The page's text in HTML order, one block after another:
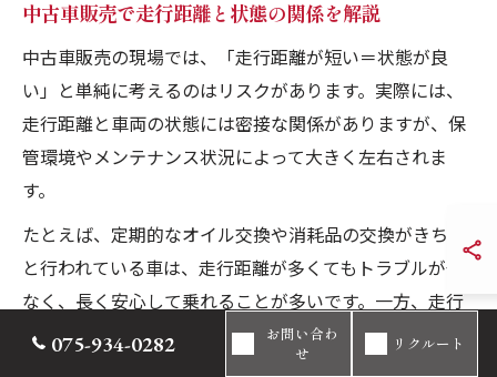
中古車販売で走行距離と状態の関係を解説
中古車販売の現場では、「走行距離が短い＝状態が良
い」と単純に考えるのはリスクがあります。実際には、
走行距離と車両の状態には密接な関係がありますが、保
管環境やメンテナンス状況によって大きく左右されま
す。
たとえば、定期的なオイル交換や消耗品の交換がきちん
と行われている車は、走行距離が多くてもトラブルが少
なく、長く安心して乗れることが多いです。一方、走行
距離が短くても、長期間放置されていた車はエンジンや
ゴム部品の劣化が進行している場合があります。実際の
075-934-0282
お問い合わ
せ
リクルート